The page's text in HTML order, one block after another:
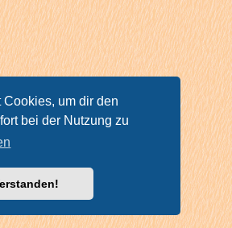
um dir den
bei der Nutzung zu